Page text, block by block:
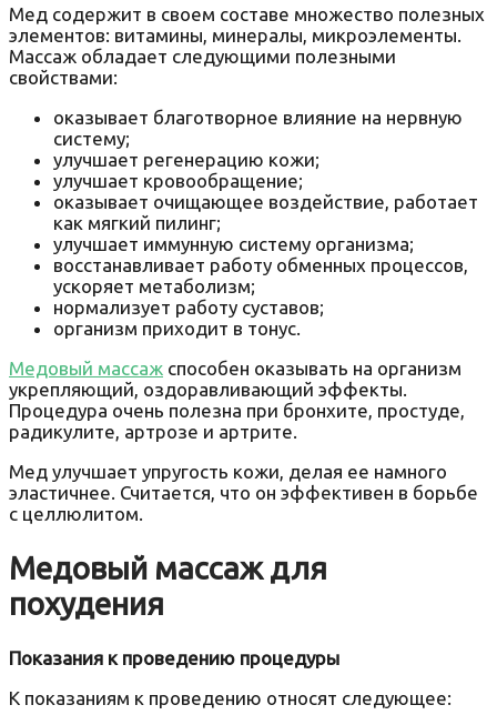
Мед содержит в своем составе множество полезных
элементов: витамины, минералы, микроэлементы.
Массаж обладает следующими полезными
свойствами:
оказывает благотворное влияние на нервную
систему;
улучшает регенерацию кожи;
улучшает кровообращение;
оказывает очищающее воздействие, работает
как мягкий пилинг;
улучшает иммунную систему организма;
восстанавливает работу обменных процессов,
ускоряет метаболизм;
нормализует работу суставов;
организм приходит в тонус.
Медовый массаж способен оказывать на организм
укрепляющий, оздоравливающий эффекты.
Процедура очень полезна при бронхите, простуде,
радикулите, артрозе и артрите.
Мед улучшает упругость кожи, делая ее намного
эластичнее. Считается, что он эффективен в борьбе
с целлюлитом.
Медовый массаж для
похудения
Показания к проведению процедуры
К показаниям к проведению относят следующее: